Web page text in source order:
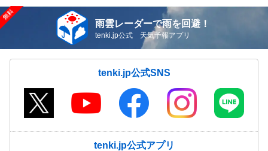
雨雲レーダーで雨を回避！
tenki.jp公式 天気予報アプリ
tenki.jp公式SNS
tenki.jp公式アプリ